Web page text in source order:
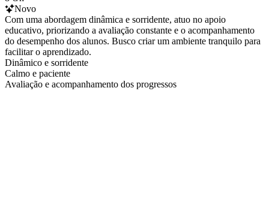
Novo
Com uma abordagem dinâmica e sorridente, atuo no apoio
educativo, priorizando a avaliação constante e o acompanhamento
do desempenho dos alunos. Busco criar um ambiente tranquilo para
facilitar o aprendizado.
Dinâmico e sorridente
Calmo e paciente
Avaliação e acompanhamento dos progressos